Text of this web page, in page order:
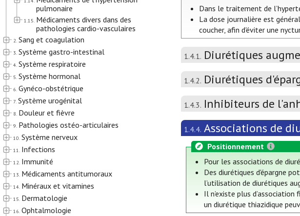
pulmonaire
1.15. Médicaments divers dans des
pathologies cardio-vasculaires
2. Sang et coagulation
3. Système gastro-intestinal
4. Système respiratoire
5. Système hormonal
6. Gynéco-obstétrique
7. Système urogénital
8. Douleur et fièvre
9. Pathologies ostéo-articulaires
10. Système nerveux
11. Infections
12. Immunité
13. Médicaments antitumoraux
14. Minéraux et vitamines
15. Dermatologie
16. Ophtalmologie
Dans le traitement de
La dose journalière est
coucher, afin d'éviter une
1.4.1. Diurétiques
1.4.2. Diurétiques
1.4.3. Inhibiteurs de
1.4.4. Associations de
Positionnement
Pour les associations de
Des diurétiques d'épargne
l’utilisation de diurétiques
Il n’existe plus
un diurétique thiazidique